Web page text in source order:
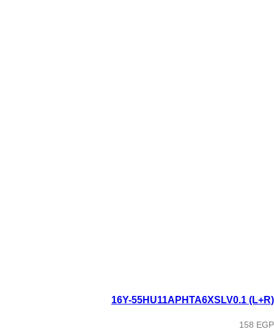
16Y-55HU11APHTA6XSLV0.1 (L+R)
158 EGP